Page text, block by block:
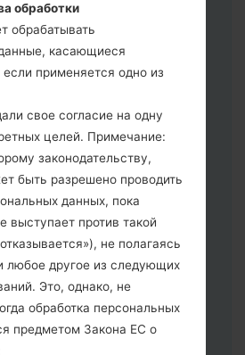
прошить телефон и
заводским настройкам
_ ***, в другом случае
_ *** для
данных.
устройство и
режим. Все
сделать:
удерживайте клавиши:
и Bixbi.
удерживайте клавиши:
громкости. Подключив
используя USB кабель.
удерживайте клавиши:
и домой.
USB кабель и нажмите
обработки
обрабатывать
касающиеся
если применяется одно из
свое согласие на одну
целей. Примечание:
законодательству,
быть разрешено проводить
данных, пока
выступает против такой
не полагаясь
любое другое из следующих
Это, однако, не
обработка персональных
предметом Закона ЕС о